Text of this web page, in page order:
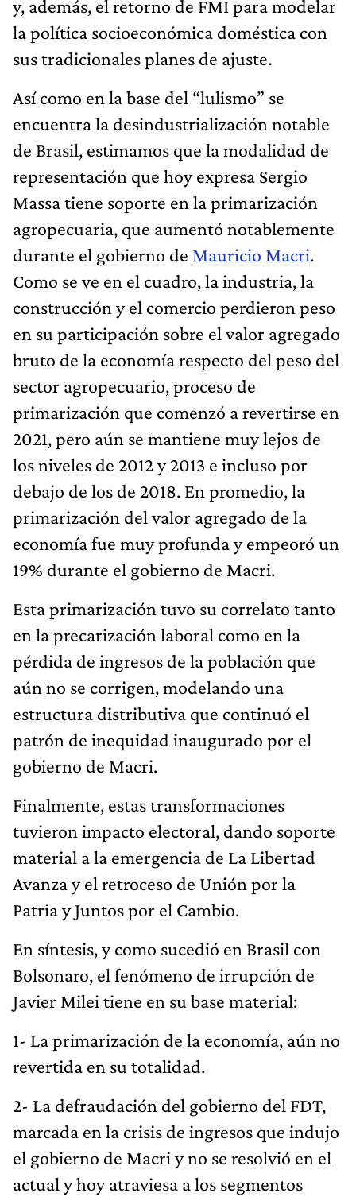
y, además, el retorno de FMI para modelar
la política socioeconómica doméstica con
sus tradicionales planes de ajuste.
Así como en la base del “lulismo” se
encuentra la desindustrialización notable
de Brasil, estimamos que la modalidad de
representación que hoy expresa Sergio
Massa tiene soporte en la primarización
agropecuaria, que aumentó notablemente
durante el gobierno de Mauricio Macri.
Como se ve en el cuadro, la industria, la
construcción y el comercio perdieron peso
en su participación sobre el valor agregado
bruto de la economía respecto del peso del
sector agropecuario, proceso de
primarización que comenzó a revertirse en
2021, pero aún se mantiene muy lejos de
los niveles de 2012 y 2013 e incluso por
debajo de los de 2018. En promedio, la
primarización del valor agregado de la
economía fue muy profunda y empeoró un
19% durante el gobierno de Macri.
Esta primarización tuvo su correlato tanto
en la precarización laboral como en la
pérdida de ingresos de la población que
aún no se corrigen, modelando una
estructura distributiva que continuó el
patrón de inequidad inaugurado por el
gobierno de Macri.
Finalmente, estas transformaciones
tuvieron impacto electoral, dando soporte
material a la emergencia de La Libertad
Avanza y el retroceso de Unión por la
Patria y Juntos por el Cambio.
En síntesis, y como sucedió en Brasil con
Bolsonaro, el fenómeno de irrupción de
Javier Milei tiene en su base material:
1- La primarización de la economía, aún no
revertida en su totalidad.
2- La defraudación del gobierno del FDT,
marcada en la crisis de ingresos que indujo
el gobierno de Macri y no se resolvió en el
actual y hoy atraviesa a los segmentos